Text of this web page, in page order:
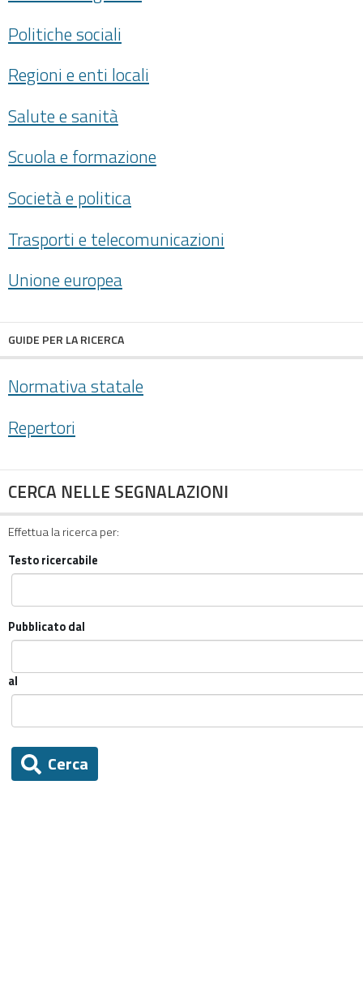
Politiche sociali
Regioni e enti locali
Salute e sanità
Scuola e formazione
Società e politica
Trasporti e telecomunicazioni
Unione europea
GUIDE PER LA RICERCA
Normativa statale
Repertori
CERCA NELLE SEGNALAZIONI
Effettua la ricerca per:
Testo ricercabile
Pubblicato dal
al